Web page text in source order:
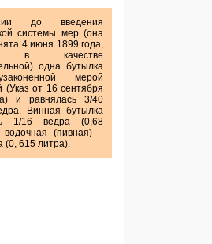
до введения
системы мер (она
4 июня 1899 года,
в качестве
одна бутылка
мерой
(Указ от 16 сентября
и равнялась 3/40
Винная бутылка
1/16 ведра (0,68
(пивная) –
(0, 615 литра).